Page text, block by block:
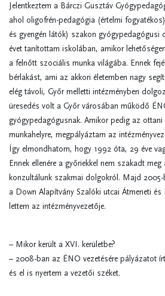
Jelentkeztem a Bárczi Gusztáv
ahol oligofrén-pedagógia (értelmi
és gyengén látók) szakon gyógypedagógusi
évet tanítottam iskolában, amikor
a felnőtt szociális munka világába. Ennek
bérlakást, ami az akkori életemben nagy
elég távoli, Győr melletti intézményben
üresedés volt a Győr városában működő
gyógypedagógusnak. Amikor pedig az
munkahelyre, megpályáztam az
Így elmondhatom, hogy 1992 óta, 29 éve
Ennek ellenére a győriekkel nem szakadt
konzultálunk szakmai dolgokról. Majd 2005-
a Down Alapítvány Szalóki utcai Átmeneti
lettem az intézményvezetője.
– Mikor került a XVI. kerületbe?
– 2008-ban az ÉNO vezetésére pályázatot
és el is nyertem a vezetői széket.